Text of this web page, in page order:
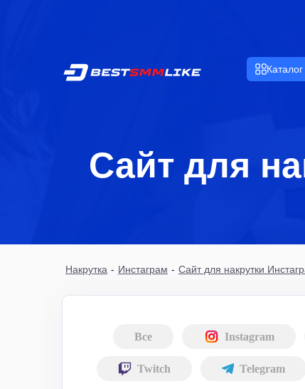
Каталог
Сайт для
Накрутка - Инстаграм - Сайт для накрутки
Все Instagram
Twitch Telegram